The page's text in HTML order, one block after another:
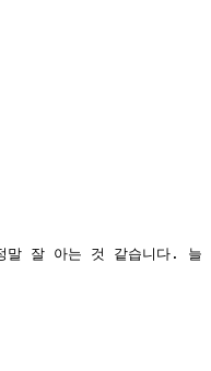
말 잘 아는 것 같습니다. 늘